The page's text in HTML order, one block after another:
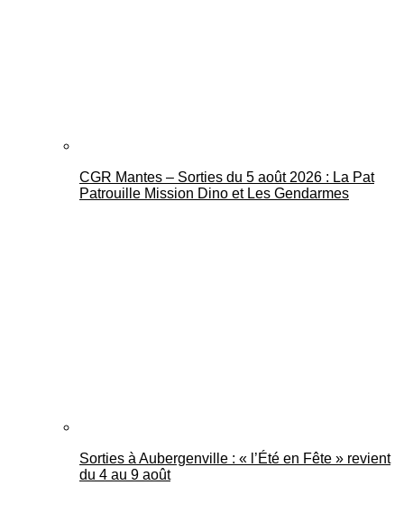
CGR Mantes – Sorties du 5 août 2026 : La Pat
Patrouille Mission Dino et Les Gendarmes
Sorties à Aubergenville : « l’Été en Fête » revient
du 4 au 9 août